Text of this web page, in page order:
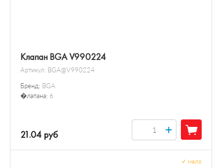
Клапан BGA V990224
Артикул: BGA@V990224
Бренд: BGA
�лапана: 6
21.04 руб +
мало